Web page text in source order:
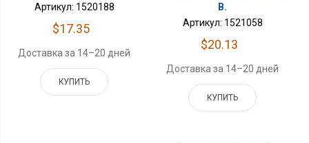
Артикул: 1520188
$17.35
Доставка за 14–20 дней
КУПИТЬ
В.
Артикул: 1521058
$20.13
Доставка за 14–20 дней
КУПИТЬ